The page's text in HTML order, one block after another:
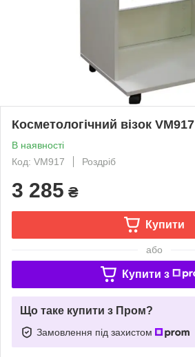
Косметологічний візок VM917
В наявності
Код: VM917
Роздріб
3 285 ₴
Купити
або
Купити з
Що таке купити з Пром?
Замовлення під захистом